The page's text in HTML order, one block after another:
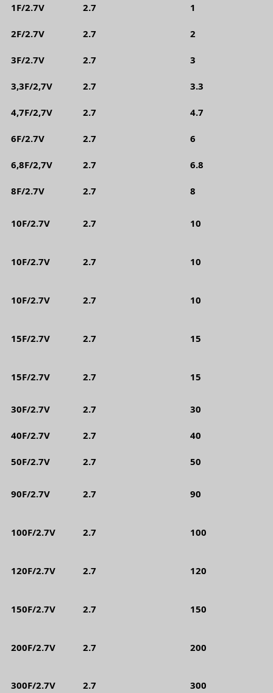
1F/2.7V 2.7 1
2F/2.7V 2.7 2
3F/2.7V 2.7 3
3,3F/2,7V 2.7 3.3
4,7F/2,7V 2.7 4.7
6F/2.7V 2.7 6
6,8F/2,7V 2.7 6.8
8F/2.7V 2.7 8
10F/2.7V 2.7 10
10F/2.7V 2.7 10
10F/2.7V 2.7 10
15F/2.7V 2.7 15
15F/2.7V 2.7 15
30F/2.7V 2.7 30
40F/2.7V 2.7 40
50F/2.7V 2.7 50
90F/2.7V 2.7 90
100F/2.7V 2.7 100
120F/2.7V 2.7 120
150F/2.7V 2.7 150
200F/2.7V 2.7 200
300F/2.7V 2.7 300